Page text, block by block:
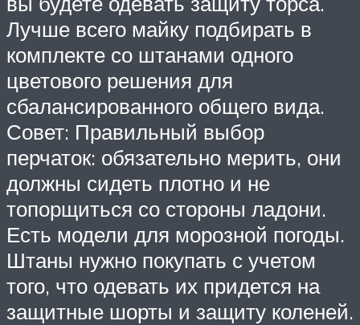
Лучше всего майку подбирать в
комплекте со штанами одного
цветового решения для
сбалансированного общего вида.
Совет: Правильный выбор
перчаток: обязательно мерить, они
должны сидеть плотно и не
топорщиться со стороны ладони.
Есть модели для морозной погоды.
Штаны нужно покупать с учетом
того, что одевать их придется на
защитные шорты и защиту коленей.